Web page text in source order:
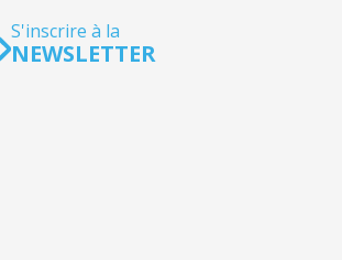
S'inscrire à la
NEWSLETTER